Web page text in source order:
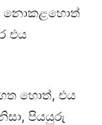
නොකළහොත්
එය
හොත්, එය
පියයුරු